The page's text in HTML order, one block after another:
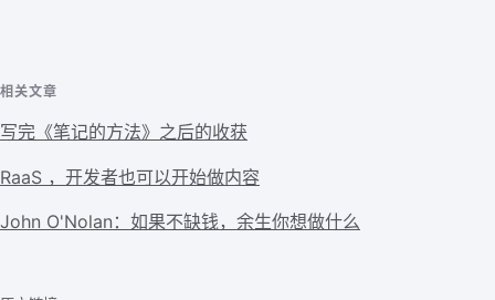
相关文章
写完《笔记的方法》之后的收获
RaaS ，开发者也可以开始做内容
John O'Nolan：如果不缺钱，余生你想做什么